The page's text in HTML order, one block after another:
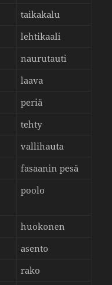
taika­kalu
lehti­kaali
nauru­tauti
laava
periä
tehty
valli­hauta
fasaanin pesä
poolo
huokonen
asento
rako